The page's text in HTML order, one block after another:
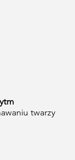
twarzy